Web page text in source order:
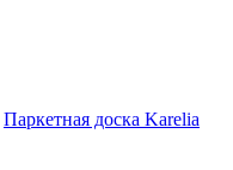
Паркетная доска Karelia